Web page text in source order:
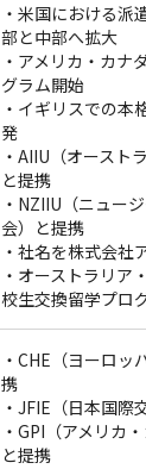
・米国における派
部と中部へ拡大
・アメリカ・カナ
グラム開始
・イギリスでの本
発
・AIIU（オースト
と提携
・NZIIU（ニュー
会）と提携
・社名を株式会社
・オーストラリア
校生交換留学プロ
・CHE（ヨーロッ
携
・JFIE（日本国際
・GPI（アメリカ
と提携